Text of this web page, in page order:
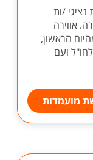
/ות
אווירה
הראשון,
ועם
מועמדות